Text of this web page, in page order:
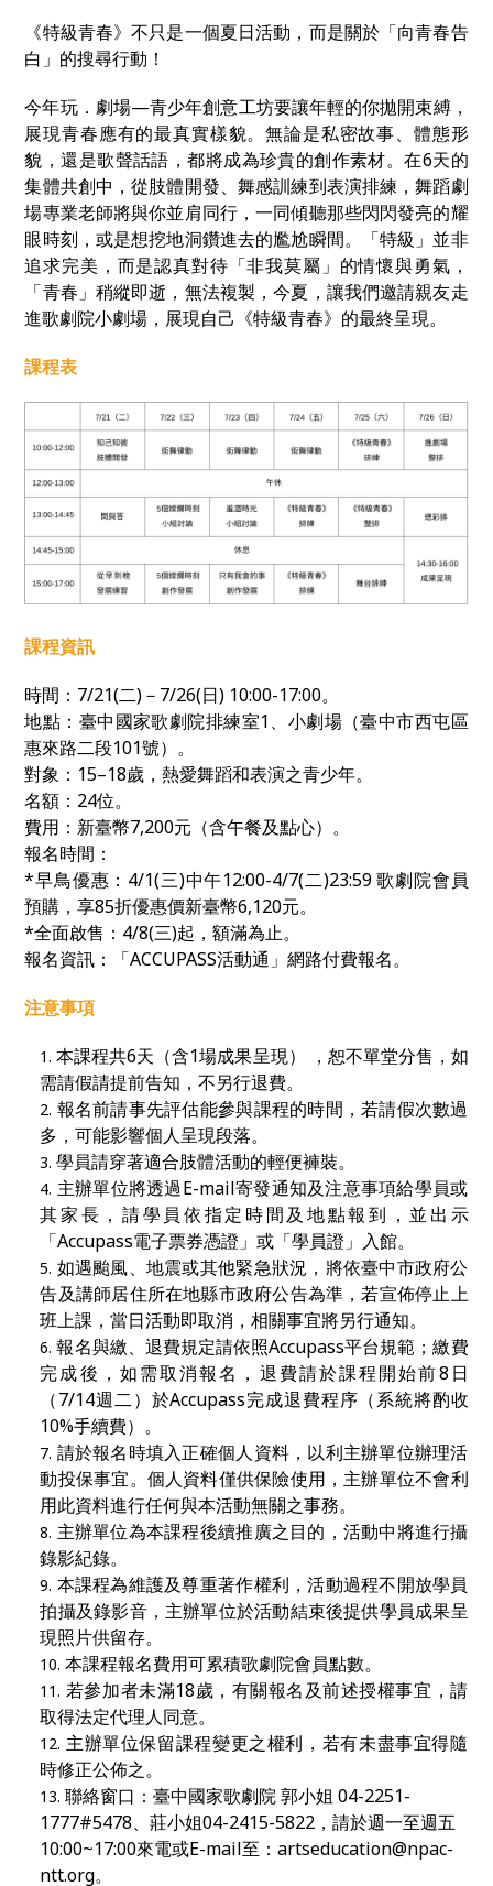
《特級青春》不只是一個夏日活動，而是關於「向青春告
白」的搜尋行動！
今年玩．劇場—青少年創意工坊要讓年輕的你拋開束縛，
展現青春應有的最真實樣貌。無論是私密故事、體態形
貌，還是歌聲話語，都將成為珍貴的創作素材。在6天的
集體共創中，從肢體開發、舞感訓練到表演排練，舞蹈劇
場專業老師將與你並肩同行，一同傾聽那些閃閃發亮的耀
眼時刻，或是想挖地洞鑽進去的尷尬瞬間。「特級」並非
追求完美，而是認真對待「非我莫屬」的情懷與勇氣，
「青春」稍縱即逝，無法複製，今夏，讓我們邀請親友走
進歌劇院小劇場，展現自己《特級青春》的最終呈現。
課程表
課程資訊
時間： 7/21(二)－ 7/26(日) 10:00-17:00。
地點：臺中國家歌劇院排練室1、小劇場（臺中市西屯區
惠來路二段101號）。
對象： 15–18歲，熱愛舞蹈和表演之青少年。
名額： 24位。
費用：新臺幣7,200元（含午餐及點心）。
報名時間：
*早鳥優惠：4/1(三)中午12:00-4/7(二)23:59歌劇院會員
預購，享85折優惠價新臺幣6,120元。
*全面啟售：4/8(三)起 ，額滿為止。
報名資訊：「ACCUPASS活動通」網路付費報名。
注意事項
本課程共6天（含1場成果呈現） ，恕不單堂分售，如
需請假請提前告知，不另行退費。
報名前請事先評估能參與課程的時間，若請假次數過
多，可能影響個人呈現段落。
學員請穿著適合肢體活動的輕便褲裝。
主辦單位將透過E-mail寄發通知及注意事項給學員或
其家長，請學員依指定時間及地點報到，並出示
「Accupass電子票券憑證」或「學員證」入館。
如遇颱風、地震或其他緊急狀況，將依臺中市政府公
告及講師居住所在地縣市政府公告為準，若宣佈停止上
班上課，當日活動即取消，相關事宜將另行通知。
報名與繳、退費規定請依照Accupass平台規範；繳費
完成後，如需取消報名，退費請於課程開始前8日
（7/14週二）於Accupass完成退費程序（系統將酌收
10%手續費）。
請於報名時填入正確個人資料，以利主辦單位辦理活
動投保事宜。個人資料僅供保險使用，主辦單位不會利
用此資料進行任何與本活動無關之事務。
主辦單位為本課程後續推廣之目的，活動中將進行攝
錄影紀錄。
本課程為維護及尊重著作權利，活動過程不開放學員
拍攝及錄影音，主辦單位於活動結束後提供學員成果呈
現照片供留存。
本課程報名費用可累積歌劇院會員點數。
若參加者未滿18歲，有關報名及前述授權事宜，請
取得法定代理人同意。
主辦單位保留課程變更之權利，若有未盡事宜得隨
時修正公佈之。
聯絡窗口：臺中國家歌劇院 郭小姐 04-2251-
1777#5478、莊小姐04-2415-5822，請於週一至週五
10:00~17:00來電或E-mail至：artseducation@npac-
ntt.org。